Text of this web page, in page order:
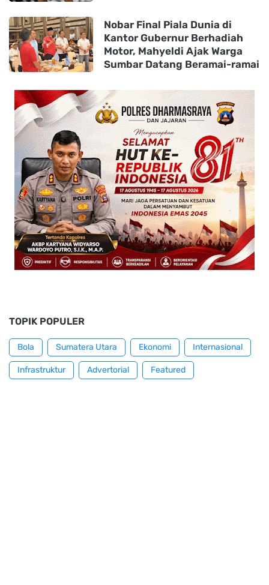
Nobar Final Piala Dunia di
Kantor Gubernur Berhadiah
Motor, Mahyeldi Ajak Warga
Sumbar Datang Beramai-ramai
TOPIK POPULER
Bola Sumatera Utara Ekonomi Internasional
Infrastruktur Advertorial Featured